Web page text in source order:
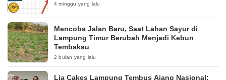
4 minggu yang lalu
Mencoba Jalan Baru, Saat Lahan Sayur di
Lampung Timur Berubah Menjadi Kebun
Tembakau
2 bulan yang lalu
Lia Cakes Lampung Tembus Ajang Nasional: